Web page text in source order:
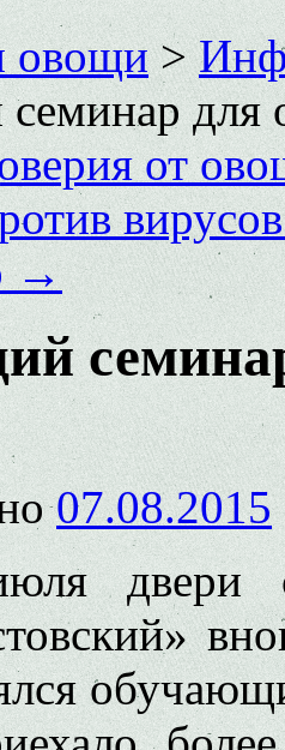
овощи>
для
от
→
07.08.2015
двери